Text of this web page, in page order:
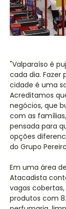
"Valparaíso é
cada dia. Fazer
cidade é uma
Acreditamos
negócios, que
com as
pensada para
opções
do Grupo
Em uma área
Atacadista
vagas
produtos com